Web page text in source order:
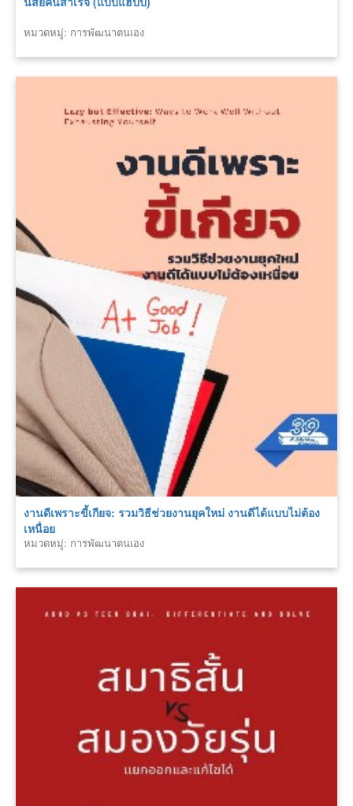
หมวดหมู่: การพัฒนาตนเอง
งานดีเพราะขี้เกียจ: รวมวิธีช่วยงานยุคใหม่ งานดีได้แบบไม่ต้อง
เหนื่อย
หมวดหมู่: การพัฒนาตนเอง